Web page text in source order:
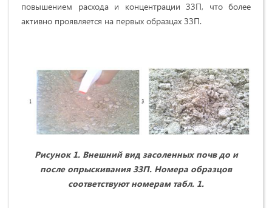
повышением расхода и концентрации ЗЗП, что более
активно проявляется на первых образцах ЗЗП.
Рисунок 1. Внешний вид засоленных почв до и
после опрыскивания ЗЗП. Номера образцов
соответствуют номерам табл. 1.